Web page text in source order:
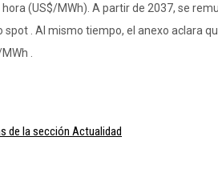
(US$/MWh). A partir de 2037, se
. Al mismo tiempo, el anexo aclara
.
de la sección Actualidad